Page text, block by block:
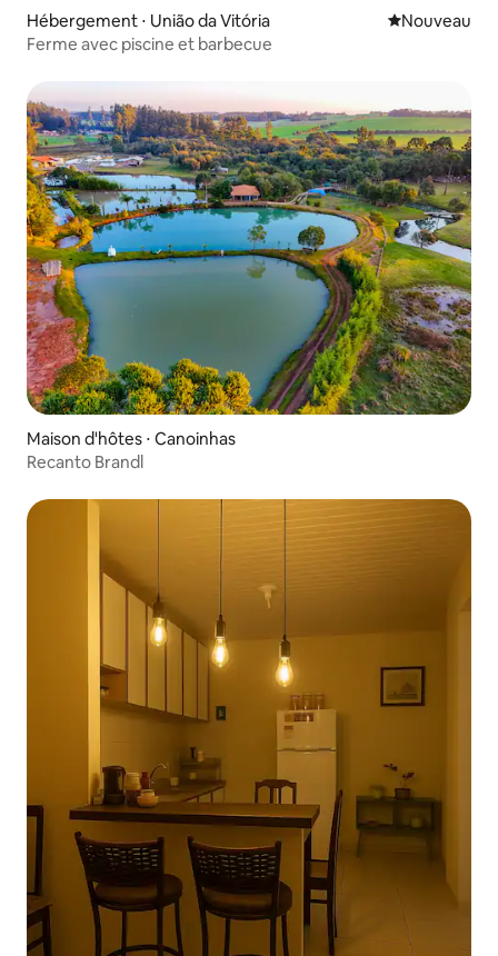
Hébergement ⋅ União da Vitória Nouvel
Nouveau
Ferme avec piscine et barbecue
Maison d'hôtes ⋅ Canoinhas
Recanto Brandl